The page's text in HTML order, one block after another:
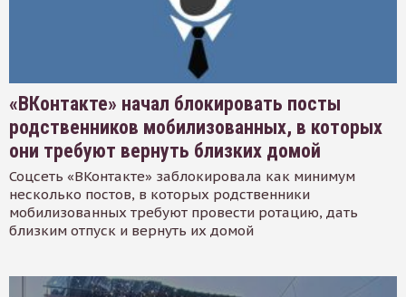
«ВКонтакте» начал блокировать посты
родственников мобилизованных, в которых
они требуют вернуть близких домой
Соцсеть «ВКонтакте» заблокировала как минимум
несколько постов, в которых родственники
мобилизованных требуют провести ротацию, дать
близким отпуск и вернуть их домой